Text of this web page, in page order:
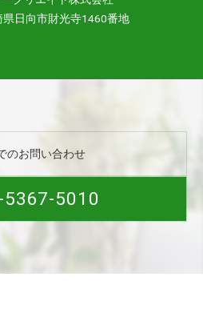
日向市財光寺1460番地
のお問い合わせ
5367-5010